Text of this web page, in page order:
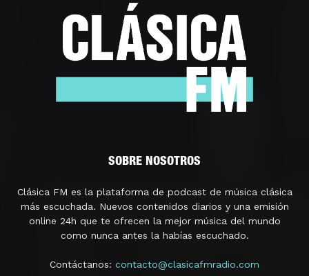
SOBRE NOSOTROS
Clásica FM es la plataforma de podcast de música clásica
más escuchada. Nuevos contenidos diarios y una emisión
online 24h que te ofrecen la mejor música del mundo
como nunca antes la habías escuchado.
Contáctanos: contacto@clasicafmradio.com